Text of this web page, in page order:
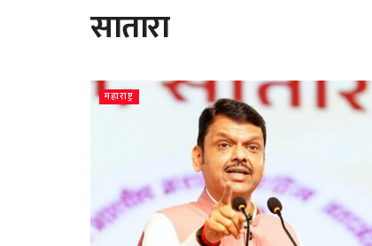
सातारा
महाराष्ट्र